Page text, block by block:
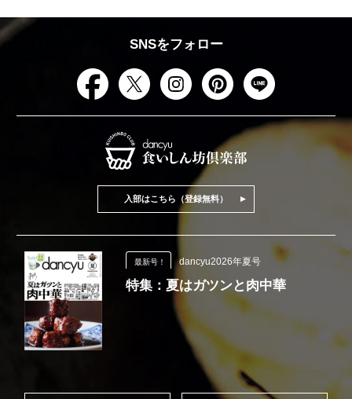
SNSをフォロー
入部はこちら（登録無料）
最新号！ dancyu2026年夏号
特集：夏はガツンと肉中華